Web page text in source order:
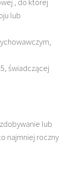
, do której
lub
świadczącej
lub
najmniej roczny